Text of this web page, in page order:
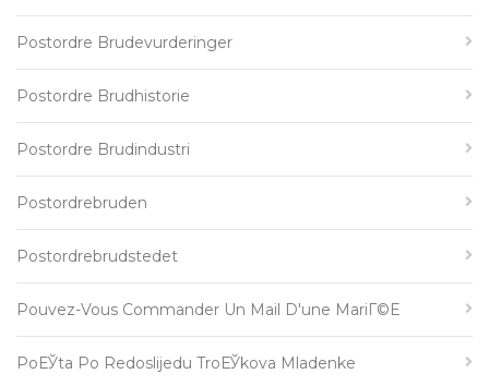
Postordre Brudevurderinger
Postordre Brudhistorie
Postordre Brudindustri
Postordrebruden
Postordrebrudstedet
Pouvez-Vous Commander Un Mail D'une MariГ©e
PoЕЎta Po Redoslijedu TroЕЎkova Mladenke